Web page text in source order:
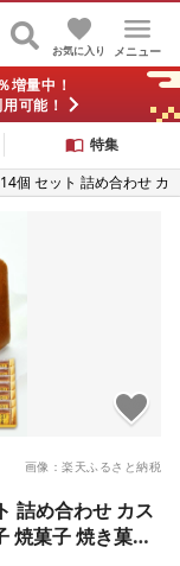
メニュー
お気に入り
％増量中！
可能！
特集
個 セット 詰め合わせ カ
ト スイーツ 文明堂カス
兵庫 兵庫県 稲美町
画像：楽天ふるさと納税
詰め合わせ カス
焼菓子 焼き菓子